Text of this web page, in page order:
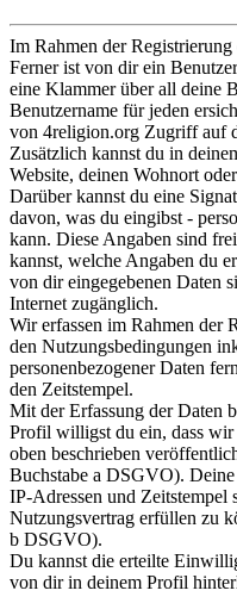
Im Rahmen der
Ferner ist von dir ein
eine Klammer über all deine
Benutzername für jeden
von 4religion.org Zugriff auf
Zusätzlich kannst du in
Website, deinen Wohnort
Darüber kannst du eine
davon, was du eingibst -
kann. Diese Angaben sind
kannst, welche Angaben du
von dir eingegebenen Daten
Internet zugänglich.
Wir erfassen im Rahmen der
den Nutzungsbedingungen
personenbezogener Daten
den Zeitstempel.
Mit der Erfassung der Daten
Profil willigst du ein, dass wir
oben beschrieben
Buchstabe a DSGVO).
IP-Adressen und Zeitstempel
Nutzungsvertrag erfüllen zu
b DSGVO).
Du kannst die erteilte
von dir in deinem Profil